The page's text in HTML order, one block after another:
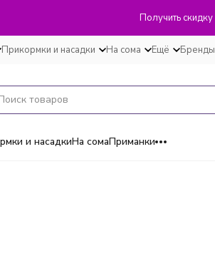
Получить скидку
Прикормки и насадки На сома Ещё Бренды
и насадкиНа сомаПриманки